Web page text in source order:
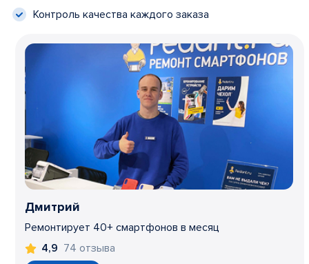
Контроль качества каждого заказа
Дмитрий
Ремонтирует 40+ смартфонов в месяц
4,9 74 отзыва